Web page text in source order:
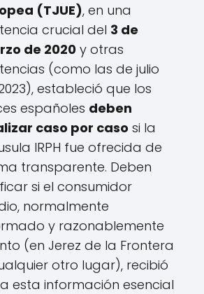
(TJUE), en una
crucial del 3 de
de 2020 y otras
(como las de julio
estableció que los
españoles deben
caso por caso si la
IRPH fue ofrecida de
transparente. Deben
si el consumidor
normalmente
y razonablemente
(en Jerez de la Frontera
otro lugar), recibió
esta información esencial